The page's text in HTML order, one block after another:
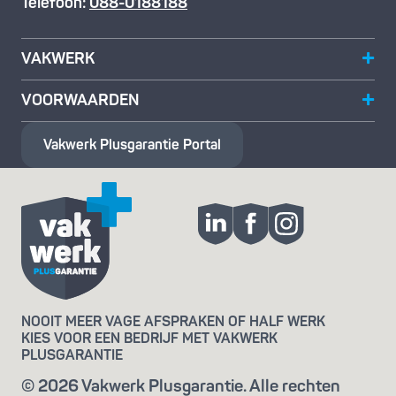
VAKWERK
VOORWAARDEN
Vakwerk Plusgarantie Portal
NOOIT MEER VAGE AFSPRAKEN OF HALF WERK
KIES VOOR EEN BEDRIJF MET VAKWERK
PLUSGARANTIE
© 2026 Vakwerk Plusgarantie. Alle rechten